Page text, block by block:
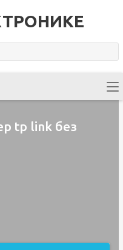
tp link без